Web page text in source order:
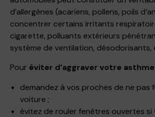
d’allergènes (acariens, pollens, poils
concentrer certains irritants
cigarette, polluants extérieurs
système de ventilation, désodorisants,
Pour éviter d’aggraver votre asthme
demandez à vos proches de ne pas
voiture ;
évitez de rouler fenêtres ouvertes si